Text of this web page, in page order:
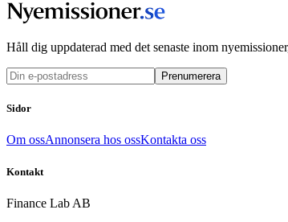
Håll dig uppdaterad med det senaste inom
Prenumerera
Sidor
Om ossAnnonsera hos ossKontakta oss
Kontakt
Finance Lab AB